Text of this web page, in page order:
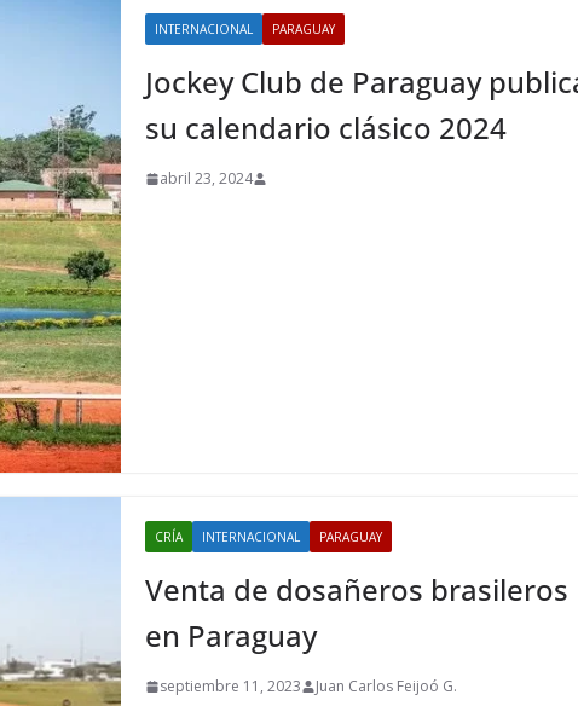
INTERNACIONAL PARAGUAY
Jockey Club de Paraguay
su calendario clásico 2024
abril 23, 2024
CRÍA INTERNACIONAL PARAGUAY
Venta de dosañeros brasileros
en Paraguay
septiembre 11, 2023 Juan Carlos Feijoó G.